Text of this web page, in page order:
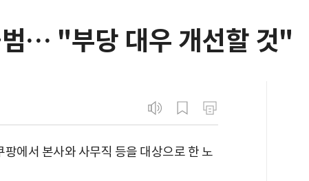
범… "부당 대우 개선할 것"
에서 본사와 사무직 등을 대상으로 한 노